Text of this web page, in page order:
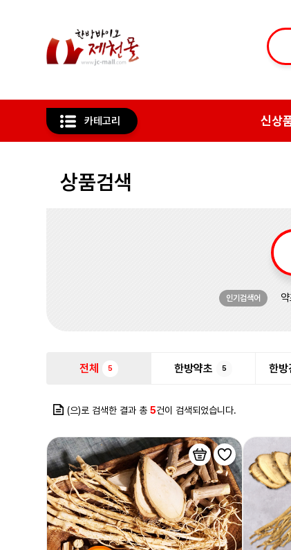
카테고리 신상
상품검색
인기검색어
전체 5 한방약초 5 한방
(으)로 검색한 결과 총5건이 검색되었습니다.